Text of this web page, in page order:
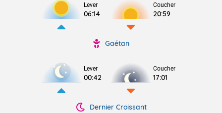
Lever
06:14
Coucher
20:59
Gaétan
Lever
00:42
Coucher
17:01
Dernier Croissant